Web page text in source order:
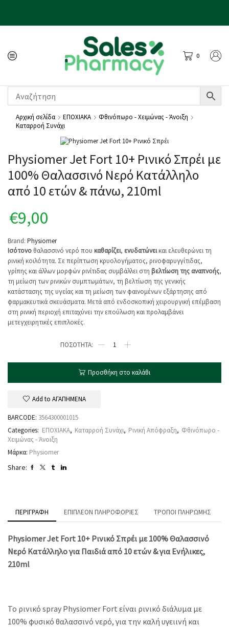
0
Αρχική σελίδα ΕΠΟΧΙΑΚΑ
Φθινόπωρο - Χειμώνας - Άνοιξη
Καταρροή Συνάχι
Physiomer Jet Fort 10+ Ρινικό Σπρέι με
100% Θαλασσινό Νερό Κατάλληλο
από 10 ετών & πάνω, 210ml
€9,00
Brand: Physiomer
Ισότονο θαλασσινό νερό που καθαρίζει, ενυδατώνεικαι ελευθερώνει τη
ρινική κοιλότητα. Σε περίπτωση κρυολογήματος, ρινοφαρυγγίτιδας,
γρίπης και άλλων μορφών ρινίτιδας συμβάλλει στη βελτίωση της αναπνοής,
τη μείωση των ρινικών συμπτωμάτων, τη βελτίωση της γενικής
κατάστασης της υγείας και τη μείωση των φαινομένων εξάρτησης από
φαρμακευτικά σκευάσματα. Μετά από ενδοσκοπική χειρουργική επέμβαση
στη ρινική περιοχή επιταχύνει την επούλωση και προλαμβάνει
μετεγχειρητικές επιπλοκές.
Προσθήκη στο καλάθι
Add to ΑΓΑΠΗΜΕΝΑ
BARCODE: 3564300001015
Categories: ΕΠΟΧΙΑΚΑ, Καταρροή Συνάχι, Ρινική Απόφραξη, Φθινόπωρο -
Χειμώνας - Άνοιξη
Μάρκα: Physiomer
Share:
ΠΕΡΙΓΡΑΦΉ ΕΠΙΠΛΈΟΝ ΠΛΗΡΟΦΟΡΊΕΣ ΤΡΌΠΟΙ ΠΛΗΡΩΜΉΣ
Physiomer Jet Fort 10+ Ρινικό Σπρέι με 100% Θαλασσινό
Νερό Κατάλληλο για Παιδιά από 10 ετών & για Ενήλικες,
210ml
Το ρινικό spray Physiomer Fort είναι ρινικό διάλυμα με
100% φυσικό θαλασσινό νερό, για την καλή υγειινή και